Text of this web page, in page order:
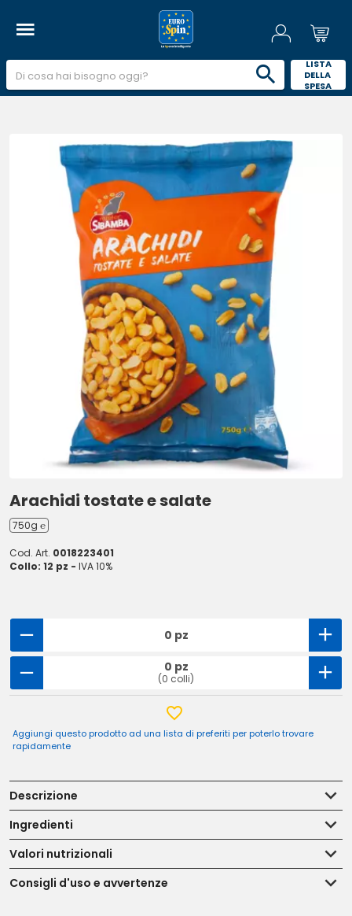
LISTA
DELLA
SPESA
Arachidi tostate e salate
750g ℮
Cod. Art. 0018223401
Collo: 12 pz - IVA 10%
0 pz
0 pz
(0 colli)
Aggiungi questo prodotto ad una lista di preferiti per poterlo trovare
rapidamente
Descrizione
Ingredienti
Valori nutrizionali
Consigli d'uso e avvertenze